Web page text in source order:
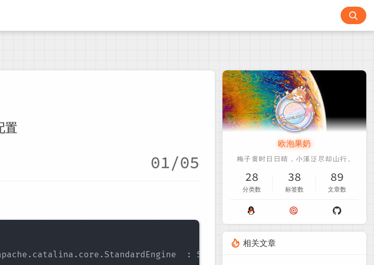
置
01/05
: Starting Servlet Engine: Apache
欧泡果奶
28
分类数
38
标签数
89
文章数
相关文章